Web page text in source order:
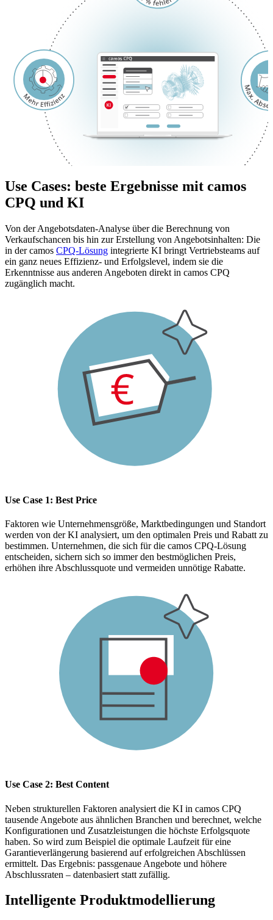
Use Cases: beste Ergebnisse mit camos
CPQ und KI
Von der Angebotsdaten-Analyse über die Berechnung von
Verkaufschancen bis hin zur Erstellung von Angebotsinhalten: Die
in der camos CPQ-Lösung integrierte KI bringt Vertriebsteams auf
ein ganz neues Effizienz- und Erfolgslevel, indem sie die
Erkenntnisse aus anderen Angeboten direkt in camos CPQ
zugänglich macht.
Use Case 1: Best Price
Faktoren wie Unternehmensgröße, Marktbedingungen und Standort
werden von der KI analysiert, um den optimalen Preis und Rabatt zu
bestimmen. Unternehmen, die sich für die camos CPQ-Lösung
entscheiden, sichern sich so immer den bestmöglichen Preis,
erhöhen ihre Abschlussquote und vermeiden unnötige Rabatte.
Use Case 2: Best Content
Neben strukturellen Faktoren analysiert die KI in camos CPQ
tausende Angebote aus ähnlichen Branchen und berechnet, welche
Konfigurationen und Zusatzleistungen die höchste Erfolgsquote
haben. So wird zum Beispiel die optimale Laufzeit für eine
Garantieverlängerung basierend auf erfolgreichen Abschlüssen
ermittelt. Das Ergebnis: passgenaue Angebote und höhere
Abschlussraten – datenbasiert statt zufällig.
Intelligente Produktmodellierung